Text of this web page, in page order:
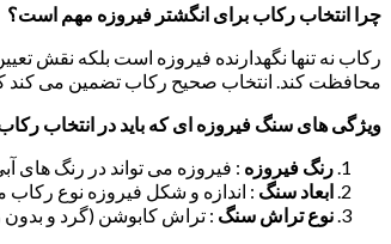
چرا انتخاب رکاب برای انگشتر فیروزه مهم است؟
رکاب نه تنها نگهدارنده فیروزه است بلکه نقش
محافظت کند. انتخاب صحیح رکاب تضمین می کند
ویژگی های سنگ فیروزه ای که باید در انتخاب
رنگ فیروزه : فیروزه می تواند در رنگ های
ابعاد سنگ : اندازه و شکل فیروزه نوع
نوع تراش سنگ : تراش کابوشن (گرد و بدون